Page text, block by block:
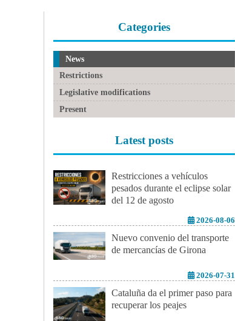
Categories
News
Restrictions
Legislative modifications
Present
Latest posts
Restricciones a vehículos
pesados durante el eclipse solar
del 12 de agosto
2026-08-06
Nuevo convenio del transporte
de mercancías de Girona
2026-07-31
Cataluña da el primer paso para
recuperar los peajes